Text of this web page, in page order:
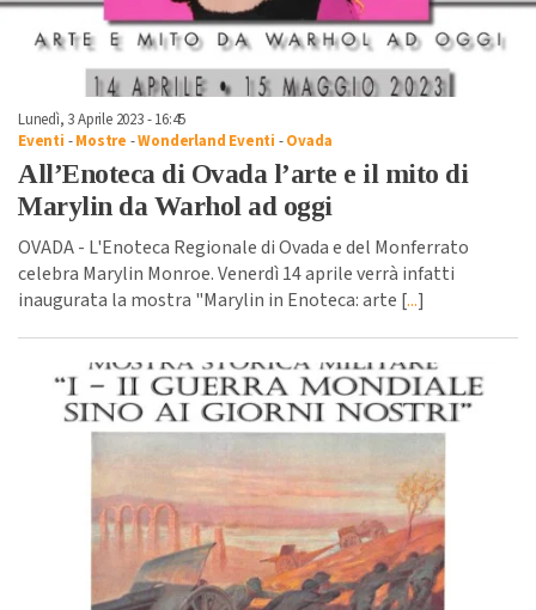
Lunedì, 3 Aprile 2023 - 16:45
Eventi -Mostre -Wonderland Eventi -Ovada
All’Enoteca di Ovada l’arte e il mito di
Marylin da Warhol ad oggi
OVADA - L'Enoteca Regionale di Ovada e del Monferrato
celebra Marylin Monroe. Venerdì 14 aprile verrà infatti
inaugurata la mostra "Marylin in Enoteca: arte [...]